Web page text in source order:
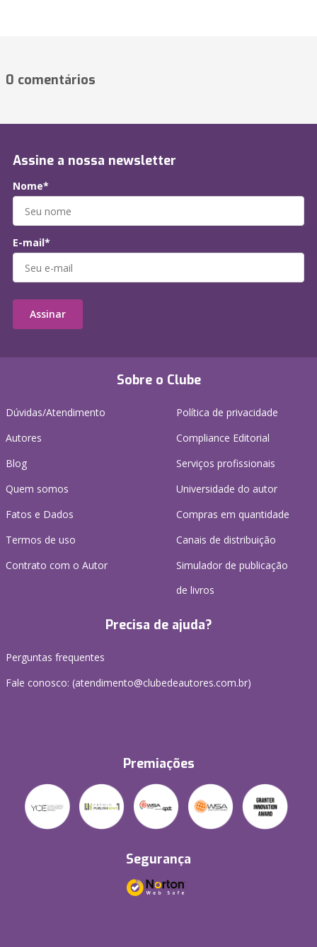
0 comentários
Sobre o Clube
Dúvidas/Atendimento
Autores
Blog
Quem somos
Fatos e Dados
Termos de uso
Contrato com o Autor
Política de privacidade
Compliance Editorial
Serviços profissionais
Universidade do autor
Compras em quantidade
Canais de distribuição
Simulador de publicação
de livros
Precisa de ajuda?
Perguntas frequentes
Fale conosco: (atendimento@clubedeautores.com.br)
Premiações
Segurança
Assine a nossa newsletter
Nome*
E-mail*
Assinar